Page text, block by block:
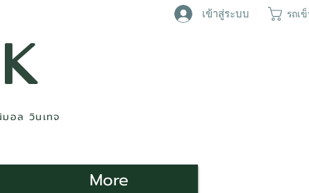
เข้าสู่ระบบ รถเ
อล วินเทจ
More